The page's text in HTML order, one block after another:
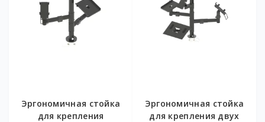
Эргономичная стойка
для крепления
Эргономичная стойка
для крепления двух